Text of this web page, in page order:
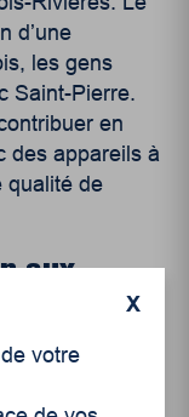
d’une
les gens
Saint-Pierre.
en
des appareils à
qualité de
aux
les
Groupe
X
votre